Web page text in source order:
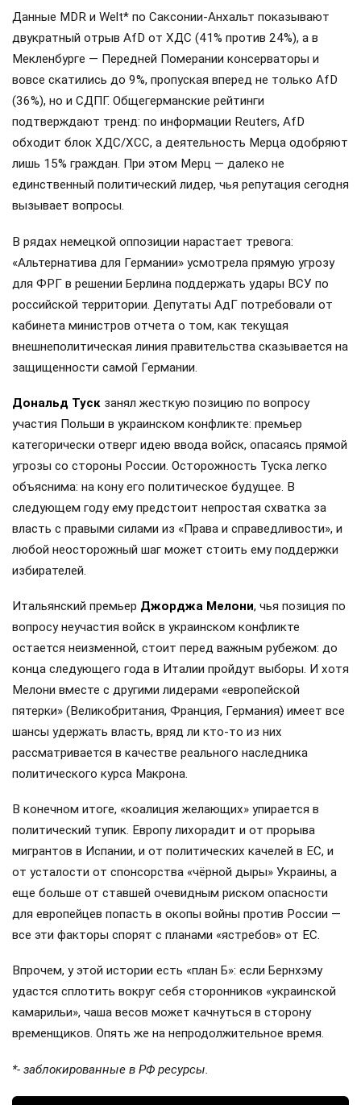
Данные MDR и Welt* по Саксонии-Анхальт показывают
двукратный отрыв AfD от ХДС (41% против 24%), а в
Мекленбурге — Передней Померании консерваторы и
вовсе скатились до 9%, пропуская вперед не только AfD
(36%), но и СДПГ. Общегерманские рейтинги
подтверждают тренд: по информации Reuters, AfD
обходит блок ХДС/ХСС, а деятельность Мерца одобряют
лишь 15% граждан. При этом Мерц — далеко не
единственный политический лидер, чья репутация сегодня
вызывает вопросы.
В рядах немецкой оппозиции нарастает тревога:
«Альтернатива для Германии» усмотрела прямую угрозу
для ФРГ в решении Берлина поддержать удары ВСУ по
российской территории. Депутаты АдГ потребовали от
кабинета министров отчета о том, как текущая
внешнеполитическая линия правительства сказывается на
защищенности самой Германии.
Дональд Туск занял жесткую позицию по вопросу
участия Польши в украинском конфликте: премьер
категорически отверг идею ввода войск, опасаясь прямой
угрозы со стороны России. Осторожность Туска легко
объяснима: на кону его политическое будущее. В
следующем году ему предстоит непростая схватка за
власть с правыми силами из «Права и справедливости», и
любой неосторожный шаг может стоить ему поддержки
избирателей.
Итальянский премьер Джорджа Мелони, чья позиция по
вопросу неучастия войск в украинском конфликте
остается неизменной, стоит перед важным рубежом: до
конца следующего года в Италии пройдут выборы. И хотя
Мелони вместе с другими лидерами «европейской
пятерки» (Великобритания, Франция, Германия) имеет все
шансы удержать власть, вряд ли кто-то из них
рассматривается в качестве реального наследника
политического курса Макрона.
В конечном итоге, «коалиция желающих» упирается в
политический тупик. Европу лихорадит и от прорыва
мигрантов в Испании, и от политических качелей в ЕС, и
от усталости от спонсорства «чёрной дыры» Украины, а
еще больше от ставшей очевидным риском опасности
для европейцев попасть в окопы войны против России —
все эти факторы спорят с планами «ястребов» от ЕС.
Впрочем, у этой истории есть «план Б»: если Бернхэму
удастся сплотить вокруг себя сторонников «украинской
камарильи», чаша весов может качнуться в сторону
временщиков. Опять же на непродолжительное время.
*- заблокированные в РФ ресурсы.